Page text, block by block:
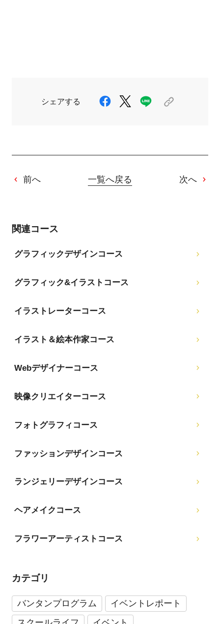
シェアする
前へ 一覧へ戻る 次へ
関連コース
グラフィックデザインコース
グラフィック&イラストコース
イラストレーターコース
イラスト＆絵本作家コース
Webデザイナーコース
映像クリエイターコース
フォトグラフィコース
ファッションデザインコース
ランジェリーデザインコース
ヘアメイクコース
フラワーアーティストコース
カテゴリ
バンタンプログラム
イベントレポート